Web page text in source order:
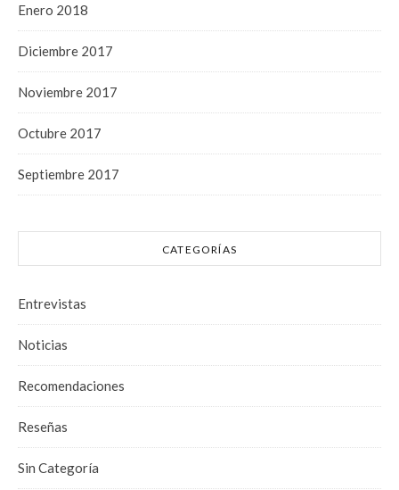
Enero 2018
Diciembre 2017
Noviembre 2017
Octubre 2017
Septiembre 2017
CATEGORÍAS
Entrevistas
Noticias
Recomendaciones
Reseñas
Sin Categoría